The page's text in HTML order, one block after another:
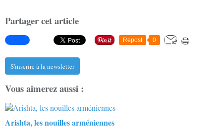
Partager cet article
Repost 0
S'inscrire à la newsletter
Vous aimerez aussi :
Arishta, les nouilles arméniennes